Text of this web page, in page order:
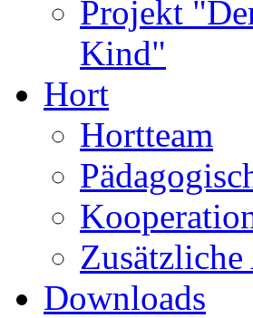
Projekt
Kind"
Hort
Hortteam
Downloads